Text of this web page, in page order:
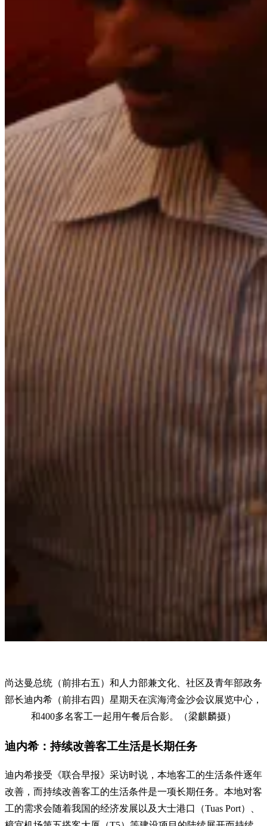
尚达曼总统（前排右五）和人力部兼文化、社区及青年部政务
部长迪内希（前排右四）星期天在滨海湾金沙会议展览中心，
和400多名客工一起用午餐后合影。（梁麒麟摄）
迪内希：持续改善客工生活是长期任务
迪内希接受《联合早报》采访时说，本地客工的生活条件逐年
改善，而持续改善客工的生活条件是一项长期任务。本地对客
工的需求会随着我国的经济发展以及大士港口（Tuas Port）、